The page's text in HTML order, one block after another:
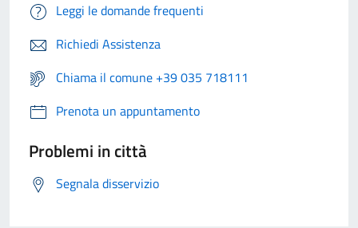
Leggi le domande frequenti
Richiedi Assistenza
Chiama il comune +39 035 718111
Prenota un appuntamento
Problemi in città
Segnala disservizio